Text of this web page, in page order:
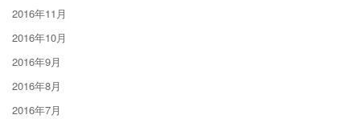
2016年11月
2016年10月
2016年9月
2016年8月
2016年7月